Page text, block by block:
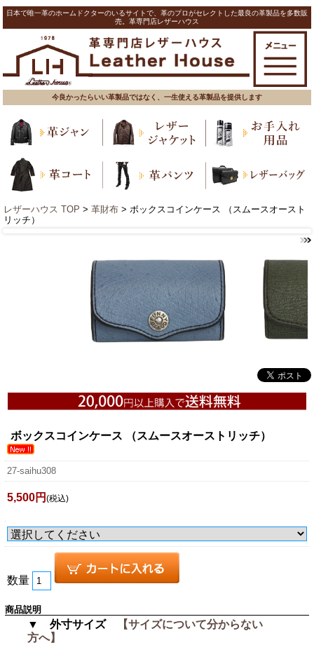
日本で唯一革のホームドクターのいるサイトで、革のプロがセレクトした最良の革製品を多数販
売。革専門店レザーハウス
今良かったらいい革製品ではなく、一生使える革製品を提供します
レザーハウス TOP > 革財布 > ボックスコインケース （スムースオースト
リッチ）
ボックスコインケース （スムースオーストリッチ）
27-saihu308
5,500円 (税込)
数量
商品説明
▼ 外寸サイズ
【サイズについて分からない
方へ】